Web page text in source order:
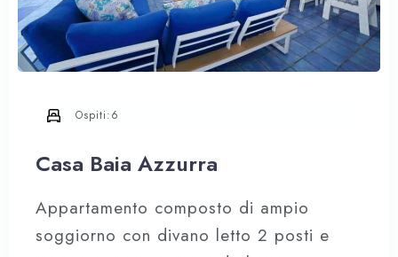
Casa Baia Azzurra
Appartamento composto di ampio
soggiorno con divano letto 2 posti e
Ospiti:6